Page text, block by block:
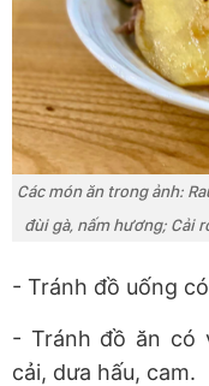
Các món ăn trong ảnh:
đùi gà, nấm hương; Cải
- Tránh đồ uống
- Tránh đồ ăn có
cải, dưa hấu, cam.